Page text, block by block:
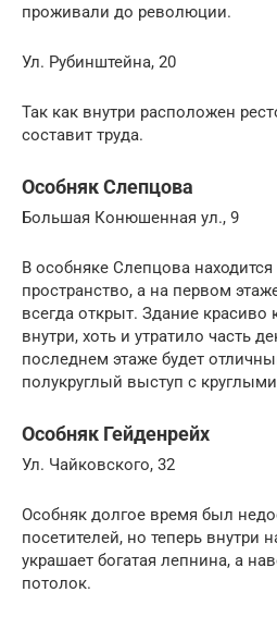
проживали до революции.
Ул. Рубинштейна, 20
Так как внутри расположен
составит труда.
Особняк Слепцова
Большая Конюшенная ул., 9
В особняке Слепцова
пространство, а на первом
всегда открыт. Здание красиво
внутри, хоть и утратило часть
последнем этаже будет
полукруглый выступ с
Особняк Гейденрейх
Ул. Чайковского, 32
Особняк долгое время был
посетителей, но теперь внутри
украшает богатая лепнина, а
потолок.